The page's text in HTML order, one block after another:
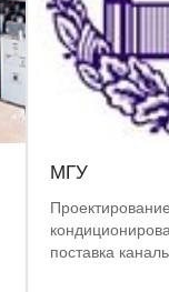
МГУ
поставка